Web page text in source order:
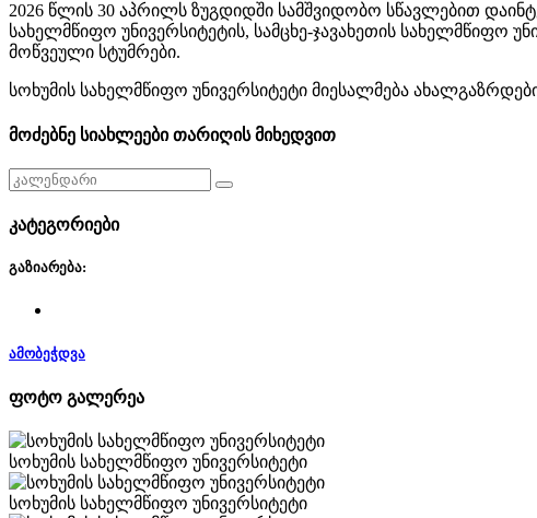
2026 წლის 30 აპრილს ზუგდიდში სამშვიდობო სწავლებით
სახელმწიფო უნივერსიტეტის, სამცხე-ჯავახეთის სახელმწიფო
მოწვეული სტუმრები.
სოხუმის სახელმწიფო უნივერსიტეტი მიესალმება
მოძებნე სიახლეები თარიღის მიხედვით
კატეგორიები
გაზიარება:
ამობეჭდვა
ფოტო გალერეა
სოხუმის სახელმწიფო უნივერსიტეტი
სოხუმის სახელმწიფო უნივერსიტეტი